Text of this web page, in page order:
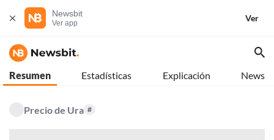
Newsbit
Ver app
Ver
Resumen Estadísticas Explicación News
Precio de Ura #